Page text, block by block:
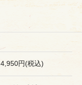
4,950円(税込)